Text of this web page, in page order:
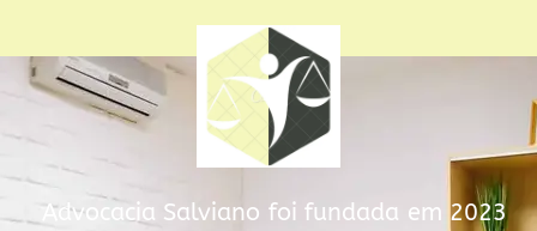
Advocacia Salviano foi fundada em 2023